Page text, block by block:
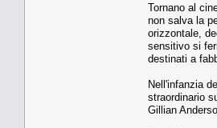
Tornano al
non salva la
orizzontale,
sensitivo si
destinati a
Nell'infanzia
straordinario
Gillian